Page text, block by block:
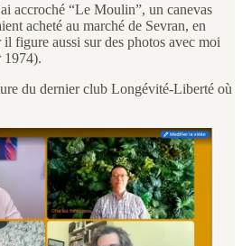
accroché “Le Moulin”, un canevas
acheté au marché de Sevran, en
figure aussi sur des photos avec moi
1974).
du dernier club Longévité-Liberté où